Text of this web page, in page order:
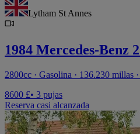
Lytham St Annes
1984 Mercedes-Benz
2800cc · Gasolina · 136.230 millas
8600 £• 3 pujas
Reserva casi alcanzada